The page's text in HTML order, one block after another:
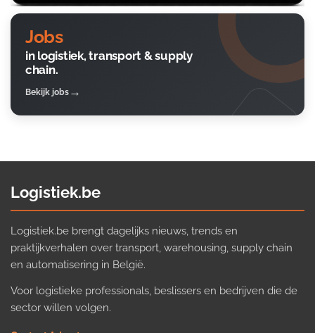
Jobs
in logistiek, transport & supply
chain.
Bekijk jobs
Logistiek.be
Logistiek.be brengt dagelijks nieuws, trends en
praktijkverhalen over transport, warehousing, supply chain
en automatisering in België.
Voor logistieke professionals, beslissers en bedrijven die de
sector willen volgen.